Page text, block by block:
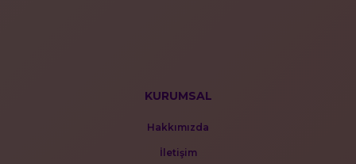
KURUMSAL
Hakkımızda
İletişim